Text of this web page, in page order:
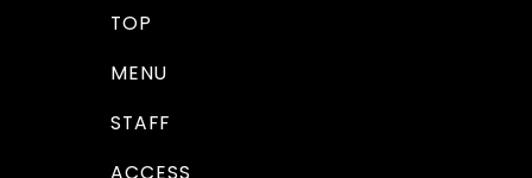
TOP
MENU
STAFF